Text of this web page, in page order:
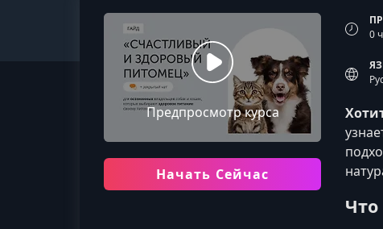
Предпросмотр курса
Начать Сейчас
0